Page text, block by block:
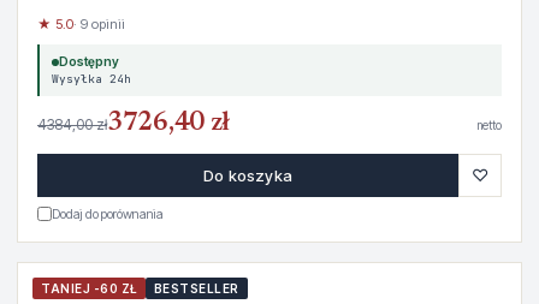
★ 5.0· 9 opinii
Dostępny
Wysyłka 24h
4384,00 zł3726,40 zł netto
Do koszyka ♡
Dodaj do porównania
TANIEJ -60 ZŁ BESTSELLER